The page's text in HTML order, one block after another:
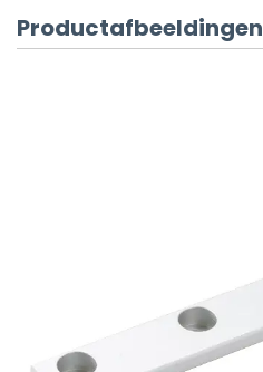
Productafbeeldingen